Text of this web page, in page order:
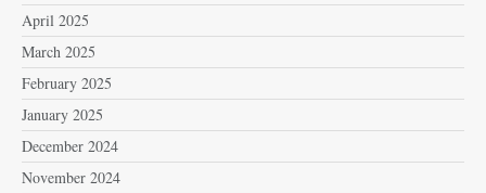
April 2025
March 2025
February 2025
January 2025
December 2024
November 2024